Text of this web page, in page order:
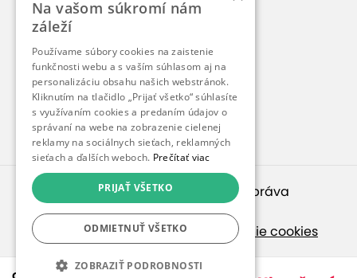
O penzióne
Kontakt
Kariéra
Blog
Pre médiá
Pre partnerov
© 2010 – 2026inspirago s. r. o.
. Všetky práva
vyhradené.
Ochrana osobných údajov|
Nastavenie cookies
Ak hľadáte ponuky v češtine, pozrite sa na
Na vašom súkromí nám
záleží
Používame súbory cookies na zaistenie
funkčnosti webu a s vaším súhlasom aj na
personalizáciu obsahu našich webstránok.
Kliknutím na tlačidlo „Prijať všetko“ súhlasíte
s využívaním cookies a predaním údajov o
správaní na webe na zobrazenie cielenej
reklamy na sociálnych sieťach, reklamných
sieťach a ďalších weboch. Prečítať viac
PRIJAŤ VŠETKO
ODMIETNUŤ VŠETKO
ZOBRAZIŤ PODROBNOSTI